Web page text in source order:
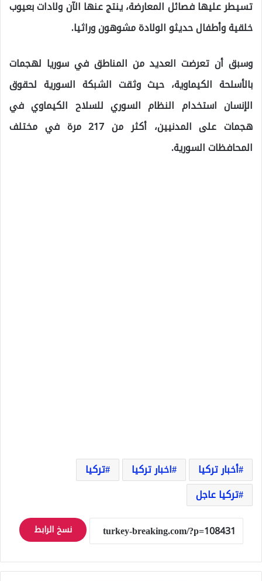
تسيطر عليها فصائل المعارضة، ينتج عنها الآن ولادات بعيوب
خلقية وأطفال حديثو الولادة مشوهون وراثيا.
وسبق أن تعرضت العديد من المناطق في سوريا لهجمات
بالأسلحة الكيماوية، حيث وثقت الشبكة السورية لحقوق
الإنسان استخدام النظام السوري للسلاح الكيماوي في
هجمات على المدنيين، أكثر من 217 مرة في مختلف
المحافظات السورية.
أخبار تركيا اخبار تركيا
تركيا
تركيا عاجل
نسخ الرابط